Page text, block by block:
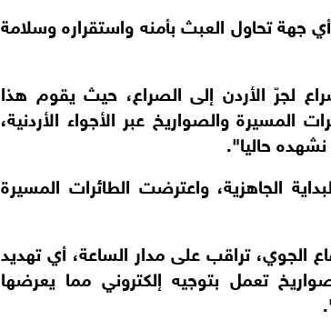
جهة تحاول العبث بأمنه واستقراره وسلامة
لجرّ الأردن إلى الصراع، حيث يقوم هذا
والصواريخ عبر الأجواء الأردنية،
حاليا".
الجاهزية، واعترضت الطائرات المسيرة
الجوي، تراقب على مدار الساعة، أي تهديد
تعمل بتوجيه إلكتروني مما يعرضها